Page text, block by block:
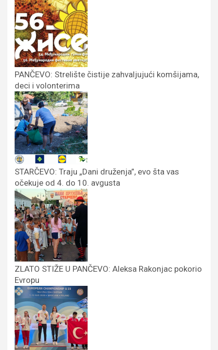
PANČEVO: Strelište čistije zahvaljujući komšijama,
deci i volonterima
STARČEVO: Traju „Dani druženja”, evo šta vas
očekuje od 4. do 10. avgusta
ZLATO STIŽE U PANČEVO: Aleksa Rakonjac pokorio
Evropu